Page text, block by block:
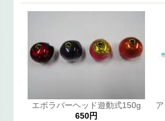
エボラバーヘッド遊動式150g
650円